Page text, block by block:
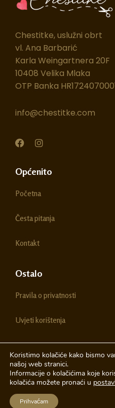
Chestitke, uslužni obrt
vl. Ana Barbarić
Karla Weingartnera 20F
10408 Velika Mlaka
OTP Banka
info@chestitke.com
F
e
b
o
I
t
r
m
Općenito
Početna
Česta pitanja
Kontakt
Ostalo
Pravila o privatnosti
Uvjeti korištenja
© 2026 Chestitke |
Izrada web
Koristimo kolačiće kako bismo
našoj web stranici.
Informacije o kolačićima koje
kolačića možete pronaći u
Prihvaćam